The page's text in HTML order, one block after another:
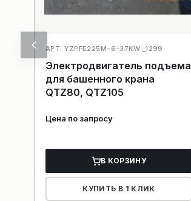
АРТ: YZPFE225M-6-37KW _1299
Электродвигатель подъема
для башенного крана
QTZ80, QTZ105
Цена по запросу
В КОРЗИНУ
КУПИТЬ В 1 КЛИК